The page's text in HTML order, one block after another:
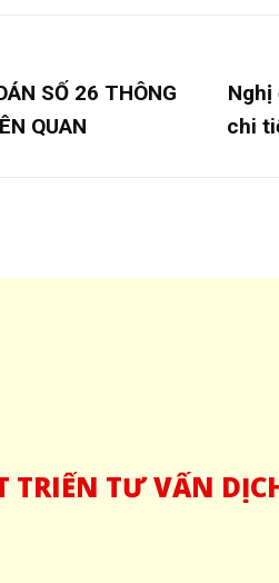
SỐ 26 THÔNG
QUAN
chi
TRIỂN TƯ VẤN